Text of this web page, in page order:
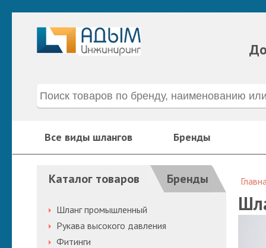
Все виды шлангов Бренды
Каталог товаров Бренды
Шланг промышленный
Рукава высокого давления
Фитинги